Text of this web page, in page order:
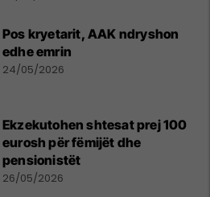
Pos kryetarit, AAK ndryshon
edhe emrin
24/05/2026
Ekzekutohen shtesat prej 100
eurosh për fëmijët dhe
pensionistët
26/05/2026